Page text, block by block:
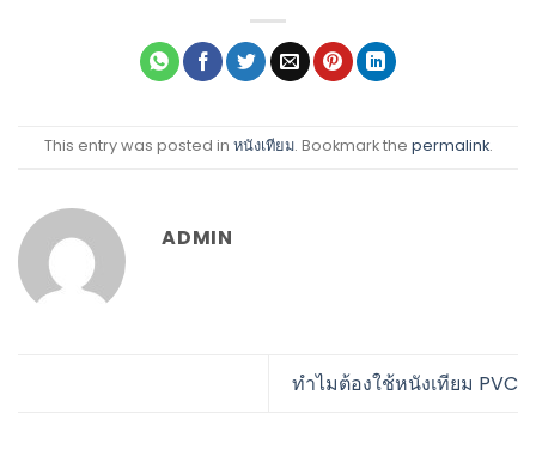
This entry was posted in หนังเทียม. Bookmark the permalink.
ADMIN
ทำไมต้องใช้หนังเทียม PVC